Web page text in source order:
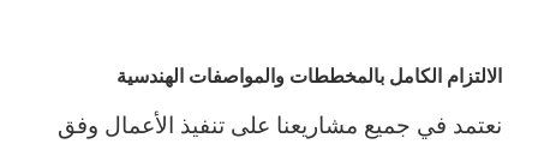
الالتزام الكامل بالمخططات والمواصفات الهندسية
نعتمد في جميع مشاريعنا على تنفيذ الأعمال وفق